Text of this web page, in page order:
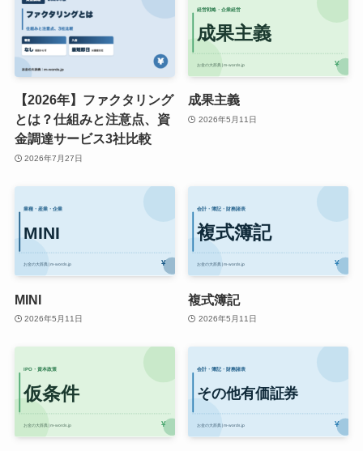
【2026年】ファクタリング
とは？仕組みと注意点、資
金調達サービス3社比較
2026年7月27日
成果主義
2026年5月11日
MINI
2026年5月11日
複式簿記
2026年5月11日